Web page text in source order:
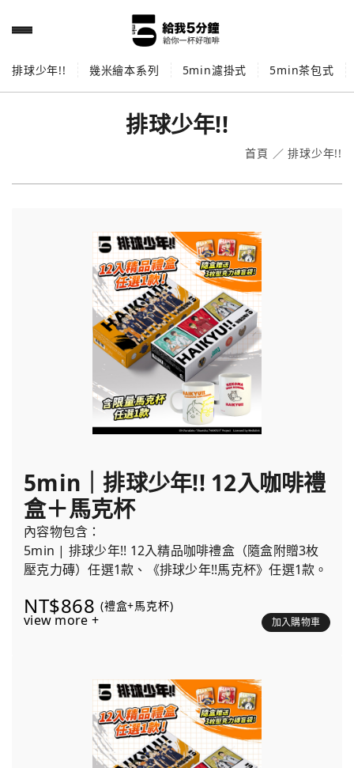
排球少年!! 幾米繪本系列 5min濾掛式 5min茶包式
排球少年!!
首頁 ／排球少年!!
5min｜排球少年!! 12入咖啡禮
盒＋馬克杯
內容物包含：
5min | 排球少年!! 12入精品咖啡禮盒（隨盒附贈3枚
壓克力磚）任選1款、《排球少年!!馬克杯》任選1款。
NT$868 (禮盒+馬克杯)
view more + 加入購物車